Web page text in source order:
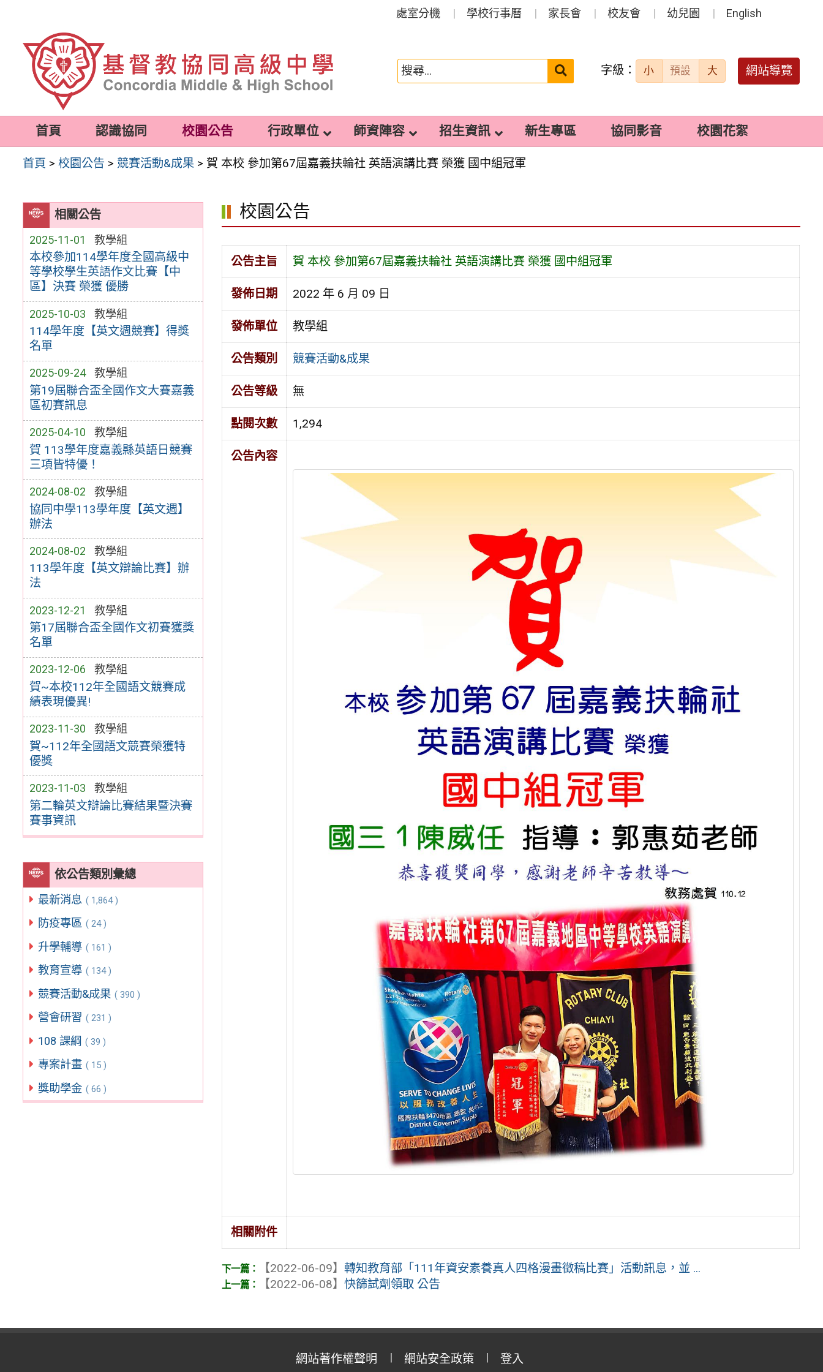
容
處室分機 學校行事曆 家長會 校友會 幼兒園 English
搜
送出 字級： 小 預設 大 網站導覽
首頁 認識協同 校園公告 行政單位 師資陣容 招生資訊 新生專區 協同影音 校園花絮
首頁 >校園公告 > 競賽活動&成果 >賀 本校 參加第67屆嘉義扶輪社 英語演講比賽 榮獲 國中組冠軍
相關公告
2025-11-01 教學組
本校參加114學年度全國高級中
等學校學生英語作文比賽【中
區】決賽 榮獲 優勝
2025-10-03 教學組
114學年度【英文週競賽】得獎
名單
2025-09-24 教學組
第19屆聯合盃全國作文大賽嘉義
區初賽訊息
2025-04-10 教學組
賀 113學年度嘉義縣英語日競賽
三項皆特優！
2024-08-02 教學組
協同中學113學年度【英文週】
辦法
2024-08-02 教學組
113學年度【英文辯論比賽】辦
法
2023-12-21 教學組
第17屆聯合盃全國作文初賽獲獎
名單
2023-12-06 教學組
賀~本校112年全國語文競賽成
績表現優異!
2023-11-30 教學組
賀~112年全國語文競賽榮獲特
優獎
2023-11-03 教學組
第二輪英文辯論比賽結果暨決賽
賽事資訊
依公告類別彙總
最新消息 ( 1,864 )
防疫專區 ( 24 )
升學輔導 ( 161 )
教育宣導 ( 134 )
競賽活動&成果 ( 390 )
營會研習 ( 231 )
108 課綱 ( 39 )
專案計畫 ( 15 )
獎助學金 ( 66 )
校園公告
公告主旨 賀 本校 參加第67屆嘉義扶輪社 英語演講比賽 榮獲 國中組冠軍
發佈日期 2022 年 6 月 09 日
發佈單位 教學組
公告類別 競賽活動&成果
公告等級 無
點閱次數 1,294
公告內容
相關附件
【2022-06-09】轉知教育部「111年資安素養真人四格漫畫徵稿比賽」活動訊息，並 ...
【2022-06-08】快篩試劑領取 公告
網站著作權聲明 網站安全政策 登入